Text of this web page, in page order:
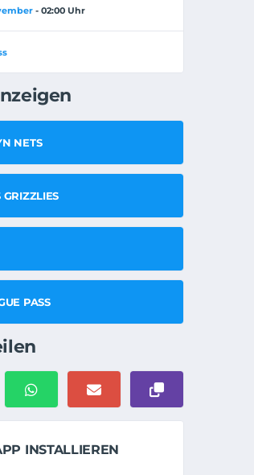
- 02:00 Uhr
NETS
GRIZZLIES
PASS
INSTALLIEREN